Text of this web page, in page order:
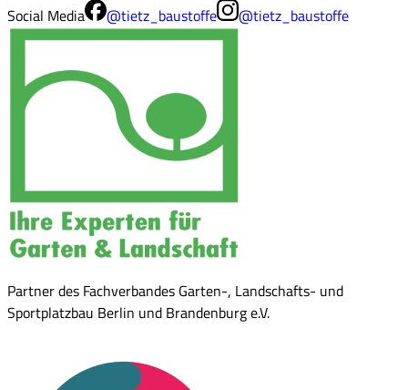
Social Media
@tietz_baustoffe @tietz_baustoffe
Partner des Fachverbandes Garten-, Landschafts- und
Sportplatzbau Berlin und Brandenburg e.V.